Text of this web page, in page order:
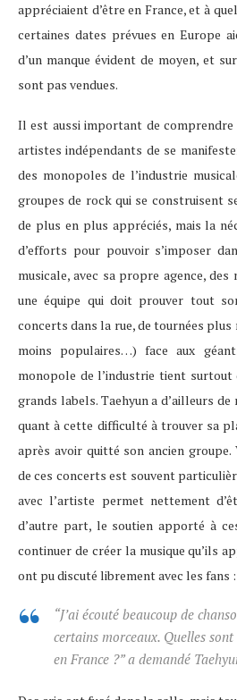
appréciaient d’être en France, et à
certaines dates prévues en Europe
d’un manque évident de moyen, et
sont pas vendues.
Il est aussi important de comprendre
artistes indépendants de se
des monopoles de l’industrie
groupes de rock qui se construisent
de plus en plus appréciés, mais la
d’efforts pour pouvoir s’imposer
musicale, avec sa propre agence,
une équipe qui doit prouver tout
concerts dans la rue, de tournées
moins populaires…) face aux
monopole de l’industrie tient surtout
grands labels. Taehyun a d’ailleurs
quant à cette difficulté à trouver sa
après avoir quitté son ancien groupe.
de ces concerts est souvent
avec l’artiste permet nettement
d’autre part, le soutien apporté à
continuer de créer la musique qu’ils
ont pu discuté librement avec les fans :
“J’ai écouté beaucoup de
certains morceaux. Quelles
en France ?”a demandé